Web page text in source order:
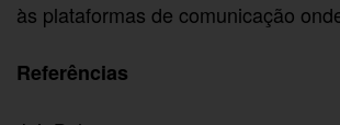
às plataformas de comunicação
Referências